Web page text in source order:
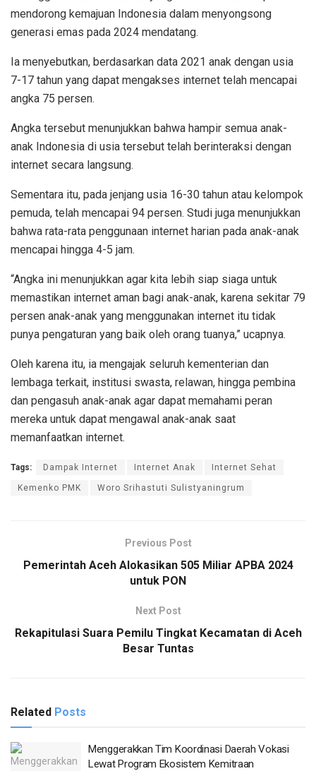
mendorong kemajuan Indonesia dalam menyongsong
generasi emas pada 2024 mendatang.
Ia menyebutkan, berdasarkan data 2021 anak dengan usia
7-17 tahun yang dapat mengakses internet telah mencapai
angka 75 persen.
Angka tersebut menunjukkan bahwa hampir semua anak-
anak Indonesia di usia tersebut telah berinteraksi dengan
internet secara langsung.
Sementara itu, pada jenjang usia 16-30 tahun atau kelompok
pemuda, telah mencapai 94 persen. Studi juga menunjukkan
bahwa rata-rata penggunaan internet harian pada anak-anak
mencapai hingga 4-5 jam.
“Angka ini menunjukkan agar kita lebih siap siaga untuk
memastikan internet aman bagi anak-anak, karena sekitar 79
persen anak-anak yang menggunakan internet itu tidak
punya pengaturan yang baik oleh orang tuanya,” ucapnya.
Oleh karena itu, ia mengajak seluruh kementerian dan
lembaga terkait, institusi swasta, relawan, hingga pembina
dan pengasuh anak-anak agar dapat memahami peran
mereka untuk dapat mengawal anak-anak saat
memanfaatkan internet.
Tags: Dampak Internet Internet Anak Internet Sehat
Kemenko PMK Woro Srihastuti Sulistyaningrum
Previous Post
Pemerintah Aceh Alokasikan 505 Miliar APBA 2024
untuk PON
Next Post
Rekapitulasi Suara Pemilu Tingkat Kecamatan di Aceh
Besar Tuntas
Related Posts
Menggerakkan Tim Koordinasi Daerah Vokasi
Lewat Program Ekosistem Kemitraan